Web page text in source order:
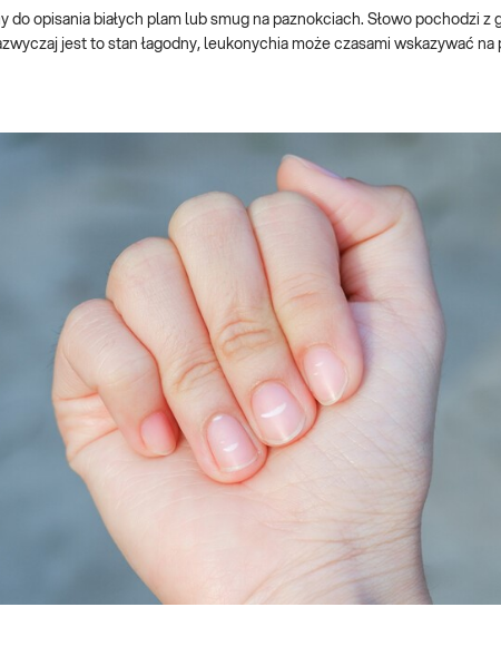
opisania białych plam lub smug na paznokciach. Słowo pochodzi z
jest to stan łagodny, leukonychia może czasami wskazywać